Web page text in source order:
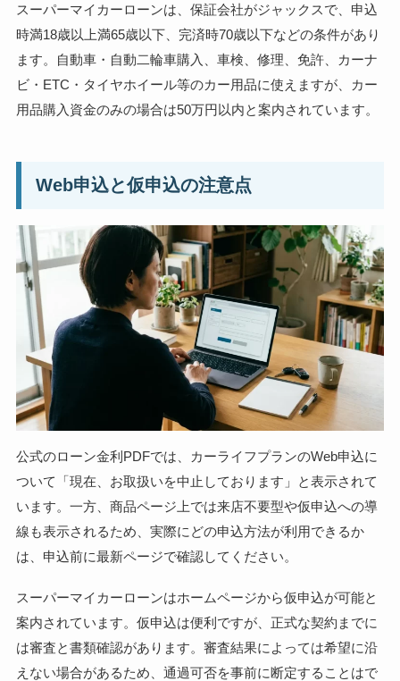
スーパーマイカーローンは、保証会社がジャックスで、申込
時満18歳以上満65歳以下、完済時70歳以下などの条件があり
ます。自動車・自動二輪車購入、車検、修理、免許、カーナ
ビ・ETC・タイヤホイール等のカー用品に使えますが、カー
用品購入資金のみの場合は50万円以内と案内されています。
Web申込と仮申込の注意点
公式のローン金利PDFでは、カーライフプランのWeb申込に
ついて「現在、お取扱いを中止しております」と表示されて
います。一方、商品ページ上では来店不要型や仮申込への導
線も表示されるため、実際にどの申込方法が利用できるか
は、申込前に最新ページで確認してください。
スーパーマイカーローンはホームページから仮申込が可能と
案内されています。仮申込は便利ですが、正式な契約までに
は審査と書類確認があります。審査結果によっては希望に沿
えない場合があるため、通過可否を事前に断定することはで